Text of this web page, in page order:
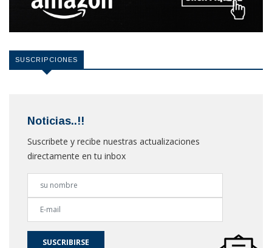
SUSCRIPCIONES
Noticias..!!
Suscribete y recibe nuestras actualizaciones
directamente en tu inbox
SUSCRIBIRSE